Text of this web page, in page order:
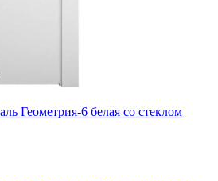
Геометрия-6 белая со стеклом